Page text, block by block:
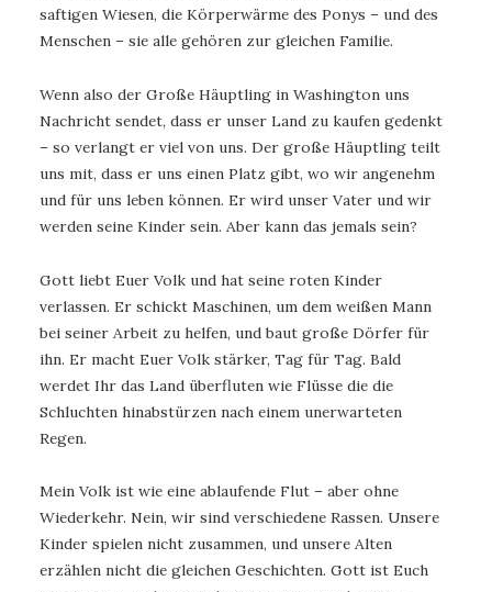
saftigen Wiesen, die Körperwärme des Ponys – und des
Menschen – sie alle gehören zur gleichen Familie.
Wenn also der Große Häuptling in Washington uns
Nachricht sendet, dass er unser Land zu kaufen gedenkt
– so verlangt er viel von uns. Der große Häuptling teilt
uns mit, dass er uns einen Platz gibt, wo wir angenehm
und für uns leben können. Er wird unser Vater und wir
werden seine Kinder sein. Aber kann das jemals sein?
Gott liebt Euer Volk und hat seine roten Kinder
verlassen. Er schickt Maschinen, um dem weißen Mann
bei seiner Arbeit zu helfen, und baut große Dörfer für
ihn. Er macht Euer Volk stärker, Tag für Tag. Bald
werdet Ihr das Land überfluten wie Flüsse die die
Schluchten hinabstürzen nach einem unerwarteten
Regen.
Mein Volk ist wie eine ablaufende Flut – aber ohne
Wiederkehr. Nein, wir sind verschiedene Rassen. Unsere
Kinder spielen nicht zusammen, und unsere Alten
erzählen nicht die gleichen Geschichten. Gott ist Euch